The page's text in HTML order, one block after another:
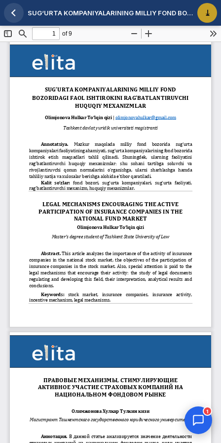
Maqola tafsilotlariga qaytish SUG‘URTA KOMPANIYALARINING MILLIY FOND BOZORIDAGI FAOL ISHTIROKINI RAG‘BATLANTIRUVCHI HUQUQIY MEXANIZMLAR
1
Jurnal Yordamchisi
Onlayn